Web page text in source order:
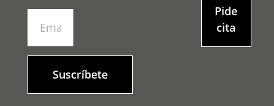
Suscríbete
Pide
cita